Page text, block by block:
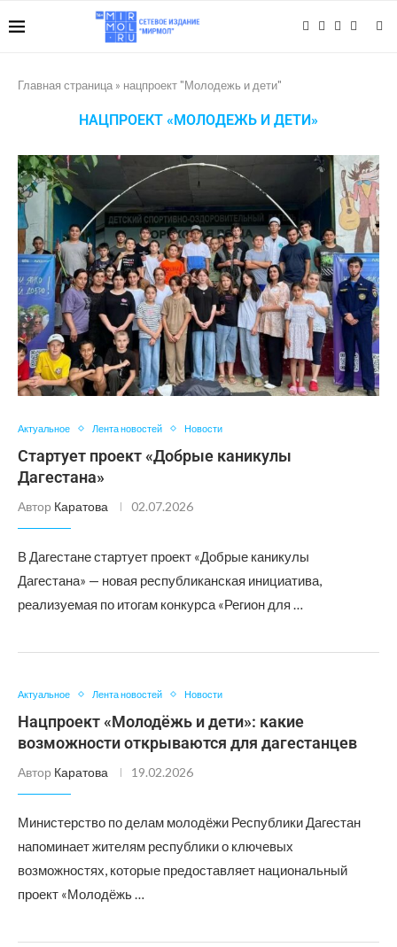
Главная страница » нацпроект "Молодежь и дети"
НАЦПРОЕКТ «МОЛОДЕЖЬ И ДЕТИ»
Актуальное Лента новостей Новости
Стартует проект «Добрые каникулы
Дагестана»
Автор Каратова 02.07.2026
В Дагестане стартует проект «Добрые каникулы
Дагестана» — новая республиканская инициатива,
реализуемая по итогам конкурса «Регион для …
Актуальное Лента новостей Новости
Нацпроект «Молодёжь и дети»: какие
возможности открываются для дагестанцев
Автор Каратова 19.02.2026
Министерство по делам молодёжи Республики Дагестан
напоминает жителям республики о ключевых
возможностях, которые предоставляет национальный
проект «Молодёжь …